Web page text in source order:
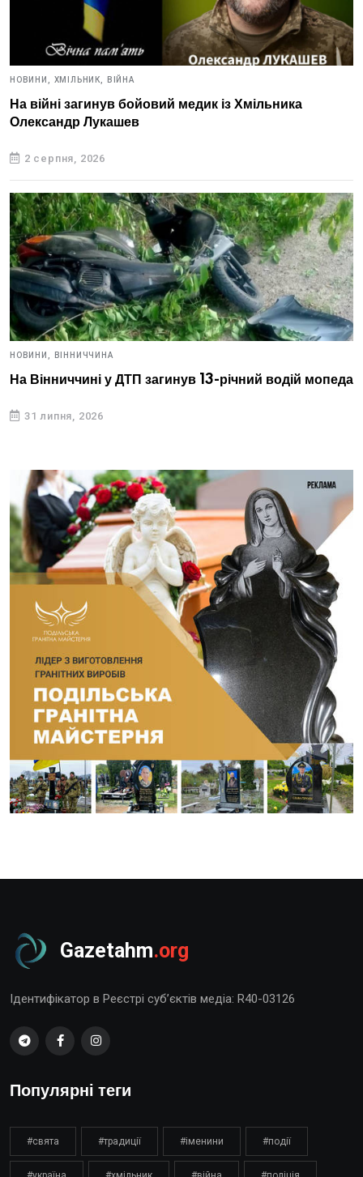
НОВИНИ, ХМІЛЬНИК, ВІЙНА
На війні загинув бойовий медик із Хмільника
Олександр Лукашев
2 серпня, 2026
НОВИНИ, ВІННИЧЧИНА
На Вінниччині у ДТП загинув 13-річний водій мопеда
31 липня, 2026
Gazetahm.org
Ідентифікатор в Реєстрі суб’єктів медіа: R40-03126
Популярні теги
#свята #традиції #іменини #події